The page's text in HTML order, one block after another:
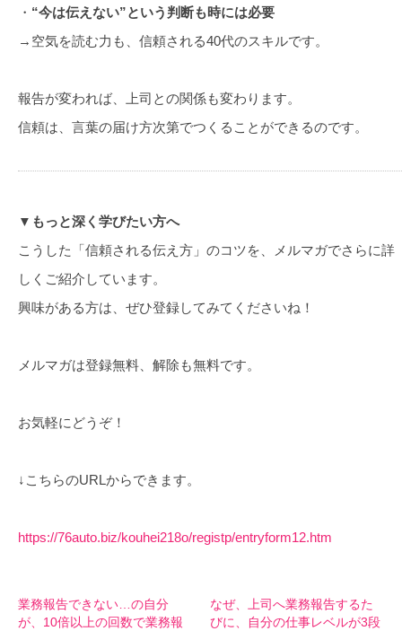
・ “今は伝えない”という判断も時には必要
→空気を読む力も、信頼される40代のスキルです。
報告が変われば、上司との関係も変わります。
信頼は、言葉の届け方次第でつくることができるのです。
▼もっと深く学びたい方へ
こうした「信頼される伝え方」のコツを、メルマガでさらに詳
しくご紹介しています。
興味がある方は、ぜひ登録してみてくださいね！
メルマガは登録無料、解除も無料です。
お気軽にどうぞ！
↓こちらのURLからできます。
https://76auto.biz/kouhei218o/registp/entryform12.htm
業務報告できない…の自分
が、10倍以上の回数で業務報
なぜ、上司へ業務報告するた
びに、自分の仕事レベルが3段